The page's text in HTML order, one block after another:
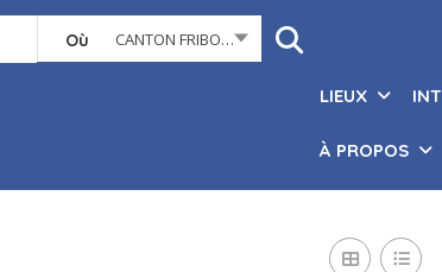
Où CANTON FRIBOURG
LIEUX INT
À PROPOS